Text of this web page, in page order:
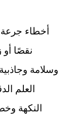
أخطاء
نقصًا
وسلامة
العلم
النكهة